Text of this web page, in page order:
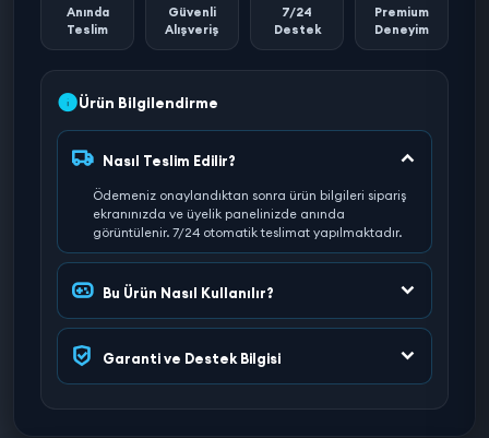
Anında
Teslim
Güvenli
Alışveriş
7/24
Destek
Premium
Deneyim
Ürün Bilgilendirme
Nasıl Teslim Edilir?
Ödemeniz onaylandıktan sonra ürün bilgileri sipariş
ekranınızda ve üyelik panelinizde anında
görüntülenir. 7/24 otomatik teslimat yapılmaktadır.
Bu Ürün Nasıl Kullanılır?
Garanti ve Destek Bilgisi